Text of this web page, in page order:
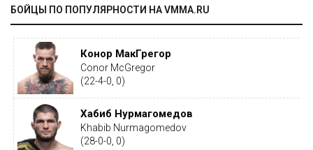
БОЙЦЫ ПО ПОПУЛЯРНОСТИ НА VMMA.RU
Конор МакГрегор
Conor McGregor
(22-4-0, 0)
Хабиб Нурмагомедов
Khabib Nurmagomedov
(28-0-0, 0)